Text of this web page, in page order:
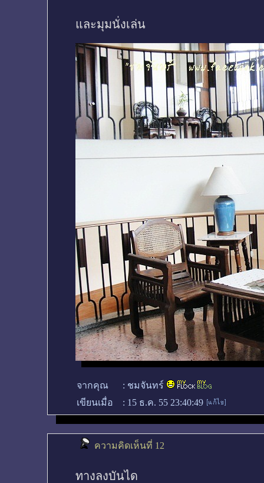
และมุมนั่งเล่น
จากคุณ : ชมจันทร์
เขียนเมื่อ
: 15 ธ.ค. 55 23:40:49
ความคิดเห็นที่ 12
ทางลงบันได